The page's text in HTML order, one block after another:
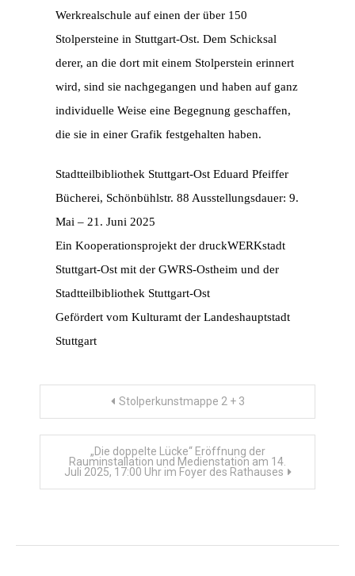
Werkrealschule auf einen der über 150
Stolpersteine in Stuttgart-Ost. Dem Schicksal
derer, an die dort mit einem Stolperstein erinnert
wird, sind sie nachgegangen und haben auf ganz
individuelle Weise eine Begegnung geschaffen,
die sie in einer Grafik festgehalten haben.
Stadtteilbibliothek Stuttgart-Ost Eduard Pfeiffer
Bücherei, Schönbühlstr. 88 Ausstellungsdauer: 9.
Mai – 21. Juni 2025
Ein Kooperationsprojekt der druckWERKstadt
Stuttgart-Ost mit der GWRS-Ostheim und der
Stadtteilbibliothek Stuttgart-Ost
Gefördert vom Kulturamt der Landeshauptstadt
Stuttgart
Beitragsnavigation
Stolperkunstmappe 2 + 3
„Die doppelte Lücke“ Eröffnung der
Rauminstallation und Medienstation am 14.
Juli 2025, 17:00 Uhr im Foyer des Rathauses